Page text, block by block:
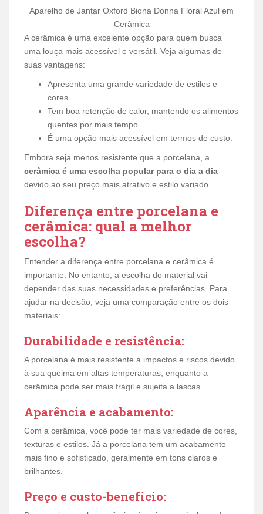
Aparelho de Jantar Oxford Biona Donna Floral Azul em
Cerâmica
A cerâmica é uma excelente opção para quem busca
uma louça mais acessível e versátil. Veja algumas de
suas vantagens:
Apresenta uma grande variedade de estilos e
cores.
Tem boa retenção de calor, mantendo os alimentos
quentes por mais tempo.
É uma opção mais acessível em termos de custo.
Embora seja menos resistente que a porcelana, a
cerâmica é uma escolha popular para o dia a dia
devido ao seu preço mais atrativo e estilo variado.
Diferença entre porcelana e
cerâmica: qual a melhor
escolha?
Entender a diferença entre porcelana e cerâmica é
importante. No entanto, a escolha do material vai
depender das suas necessidades e preferências. Para
ajudar na decisão, veja uma comparação entre os dois
materiais:
Durabilidade e resistência:
A porcelana é mais resistente a impactos e riscos devido
à sua queima em altas temperaturas, enquanto a
cerâmica pode ser mais frágil e sujeita a lascas.
Aparência e acabamento:
Com a cerâmica, você pode ter mais variedade de cores,
texturas e estilos. Já a porcelana tem um acabamento
mais fino e sofisticado, geralmente em tons claros e
brilhantes.
Preço e custo-benefício: